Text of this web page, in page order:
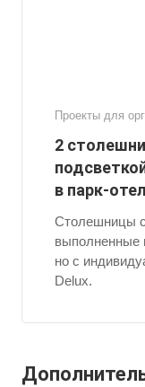
Проекты для
2
в парк-
Столешницы с
выполненные
но с
Delux.